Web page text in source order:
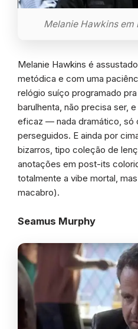
Melanie Hawkins em
Melanie Hawkins é
metódica e com uma
relógio suíço programado
barulhenta, não precisa ser,
eficaz — nada dramático, só
perseguidos. E ainda por
bizarros, tipo coleção de
anotações em post-its
totalmente a vibe mortal,
macabro).
Seamus Murphy